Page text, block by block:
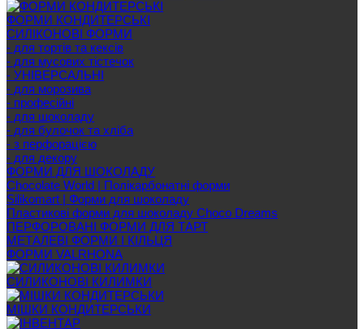
ФОРМИ КОНДИТЕРСЬКІ
СИЛІКОНОВІ ФОРМИ
- для тортів та кексів
- для мусових тістечок
- УНІВЕРСАЛЬНІ
- для морозива
- професійні
- для шоколаду
- для булочок та хліба
- з перфорацією
- для декору
ФОРМИ ДЛЯ ШОКОЛАДУ
Chocolate World | Полікарбонатні форми
Silikomart | Форми для шоколаду
Пластикові форми для шоколаду Choco Dreams
ПЕРФОРОВАНІ ФОРМИ ДЛЯ ТАРТ
МЕТАЛЕВІ ФОРМИ І КІЛЬЦЯ
ФОРМИ VALRHONA
СИЛИКОНОВІ КИЛИМКИ
МІШКИ КОНДИТЕРСЬКИ